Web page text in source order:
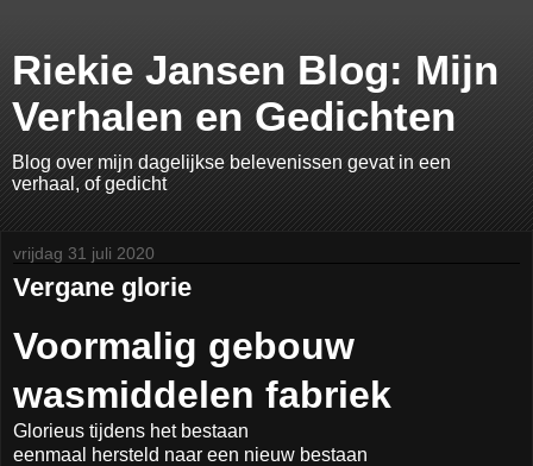
Riekie Jansen Blog: Mijn
Verhalen en Gedichten
Blog over mijn dagelijkse belevenissen gevat in een
verhaal, of gedicht
vrijdag 31 juli 2020
Vergane glorie
Voormalig gebouw
wasmiddelen fabriek
Glorieus tijdens het bestaan
eenmaal hersteld naar een nieuw bestaan